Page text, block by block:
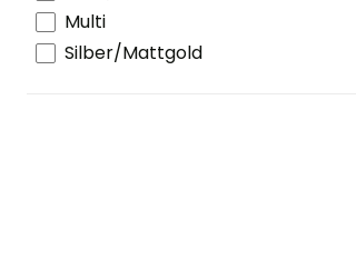
Katzenausstellung
Kinderpreise
Multi
Silber/Mattgold